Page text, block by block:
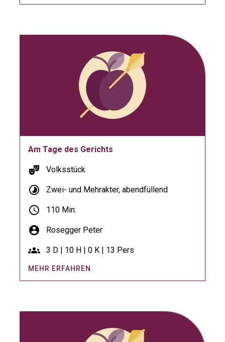
Am Tage des Gerichts
theater_comedy Volksstück
timelapse Zwei- und Mehrakter, abendfüllend
schedule 110 Min.
account_circle Rosegger Peter
groups 3 D | 10 H | 0 K | 13 Pers
MEHR ERFAHREN